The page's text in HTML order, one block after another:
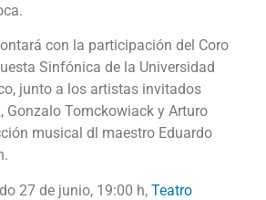
con la participación del Coro
Sinfónica de la Universidad
junto a los artistas invitados
Gonzalo Tomckowiack y Arturo
musical dl maestro Eduardo
27 de junio, 19:00 h, Teatro